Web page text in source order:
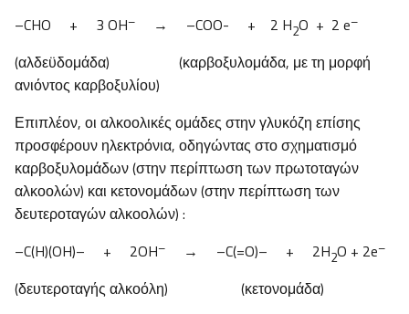
–CHO + 3 OH– → –COO- + 2 H2O + 2 e–
(αλδεϋδομάδα) (καρβοξυλομάδα, με τη μορφή
ανιόντος καρβοξυλίου)
Επιπλέον, οι αλκοολικές ομάδες στην γλυκόζη επίσης
προσφέρουν ηλεκτρόνια, οδηγώντας στο σχηματισμό
καρβοξυλομάδων (στην περίπτωση των πρωτοταγών
αλκοολών) και κετονομάδων (στην περίπτωση των
δευτεροταγών αλκοολών) :
–C(H)(OH)– + 2OH– → –C(=O)– + 2H2O + 2e–
(δευτεροταγής αλκοόλη) (κετονομάδα)